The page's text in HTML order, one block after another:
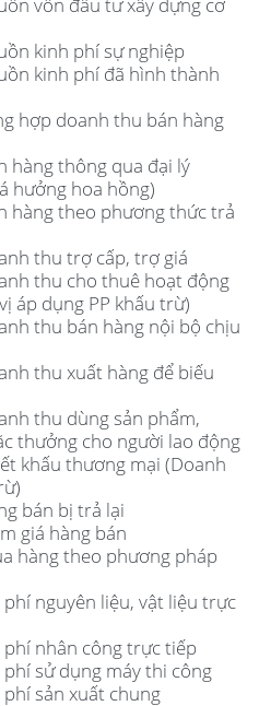
kinh phí sự nghiệp
kinh phí đã hình thành
hợp doanh thu bán hàng
hàng thông qua đại lý
hưởng hoa hồng)
hàng theo phương thức trả
thu trợ cấp, trợ giá
thu cho thuê hoạt động
áp dụng PP khấu trừ)
thu bán hàng nội bộ chịu
thu xuất hàng để biếu
thu dùng sản phẩm,
thưởng cho người lao động
khấu thương mại (Doanh
bán bị trả lại
giá hàng bán
hàng theo phương pháp
nguyên liệu, vật liệu trực
phí nhân công trực tiếp
sử dụng máy thi công
sản xuất chung